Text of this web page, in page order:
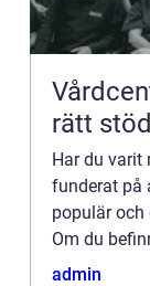
Vårdcentral
rätt
Har du varit
funderat på
populär och
Om du
pålitlig
admin